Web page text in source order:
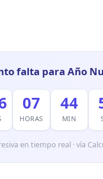
falta para Año
07
HORAS
44
MIN
en tiempo real · vía